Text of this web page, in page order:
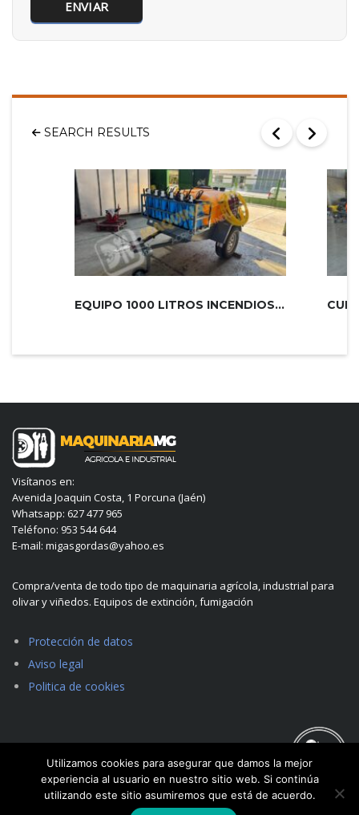
SEARCH RESULTS
EQUIPO 1000 LITROS INCENDIOS PLUS 2...
Visítanos en:
Avenida Joaquin Costa, 1 Porcuna (Jaén)
Whatsapp: 627 477 965
Teléfono: 953 544 644
E-mail: migasgordas@yahoo.es
Compra/venta de todo tipo de maquinaria agrícola, industrial para
olivar y viñedos. Equipos de extinción, fumigación
Protección de datos
Aviso legal
Politica de cookies
Utilizamos cookies para asegurar que damos la mejor
experiencia al usuario en nuestro sitio web. Si continúa
utilizando este sitio asumiremos que está de acuerdo.